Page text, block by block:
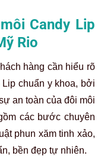
Candy Lip
Rio
hàng cần hiểu rõ
chuẩn y khoa, bởi
an toàn của đôi môi
các bước chuyên
phun xăm tinh xảo,
bền đẹp tự nhiên.